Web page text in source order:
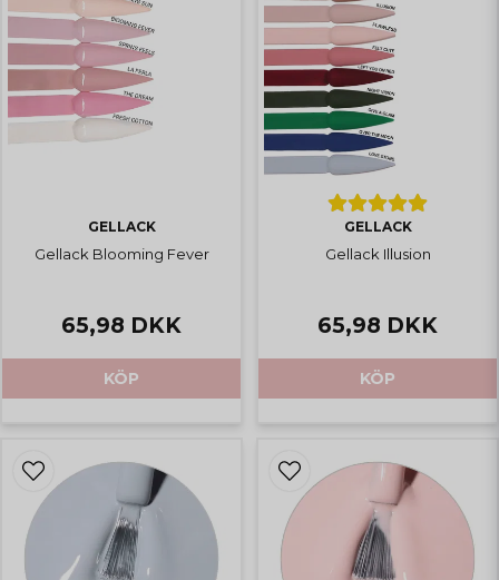
GELLACK
Gellack Blooming Fever
65,98 DKK
KÖP
GELLACK
Gellack Illusion
65,98 DKK
KÖP